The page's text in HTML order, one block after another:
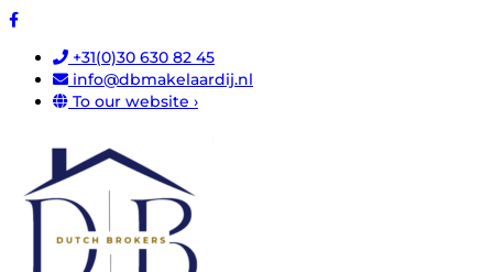
+31(0)30 630 82 45
info@dbmakelaardij.nl
To our website ›